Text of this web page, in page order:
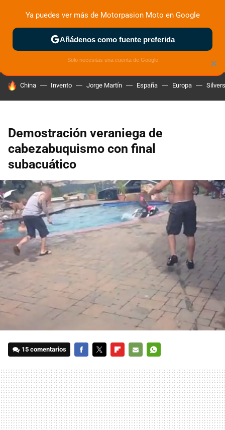
ZONA DE PRUEBAS DEPORTIVAS MOTOS ELÉCTRICAS
HOY SE HABLA DE
China Invento Jorge Martín España Europa
Demostración veraniega de
cabezabuquismo con final
subacuático
15 comentarios
MAIL
×
Ya puedes ver más de Motorpasion Moto en Google
Añádenos como fuente preferida
Solo necesitas una cuenta de Google